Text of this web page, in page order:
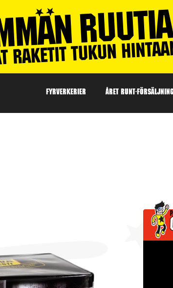
FYRVERKERIER ÅRET RUNT-